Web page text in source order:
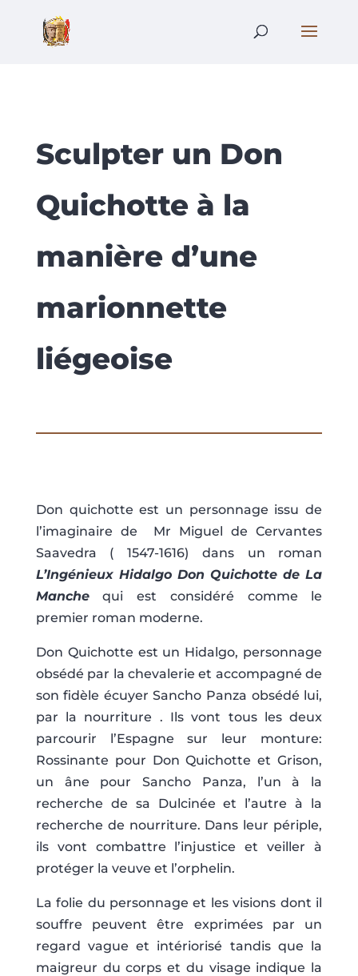
Sculpter un Don
Quichotte à la
manière d’une
marionnette
liégeoise
Don quichotte est un personnage issu de
l’imaginaire de Mr Miguel de Cervantes
Saavedra ( 1547-1616) dans un roman
L’Ingénieux Hidalgo Don Quichotte de La
Manche
qui est considéré comme le
premier roman moderne.
Don Quichotte est un Hidalgo, personnage
obsédé par la chevalerie et accompagné de
son fidèle écuyer Sancho Panza obsédé lui,
par la nourriture . Ils vont tous les deux
parcourir l’Espagne sur leur monture:
Rossinante pour Don Quichotte et Grison,
un âne pour Sancho Panza, l’un à la
recherche de sa Dulcinée et l’autre à la
recherche de nourriture. Dans leur périple,
ils vont combattre l’injustice et veiller à
protéger la veuve et l’orphelin.
La folie du personnage et les visions dont il
souffre peuvent être exprimées par un
regard vague et intériorisé tandis que la
maigreur du corps et du visage indique la